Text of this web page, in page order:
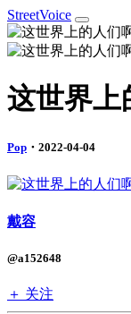
StreetVoice
这世界上
Pop ・2022-04-04
戴容
@a152648
＋ 关注